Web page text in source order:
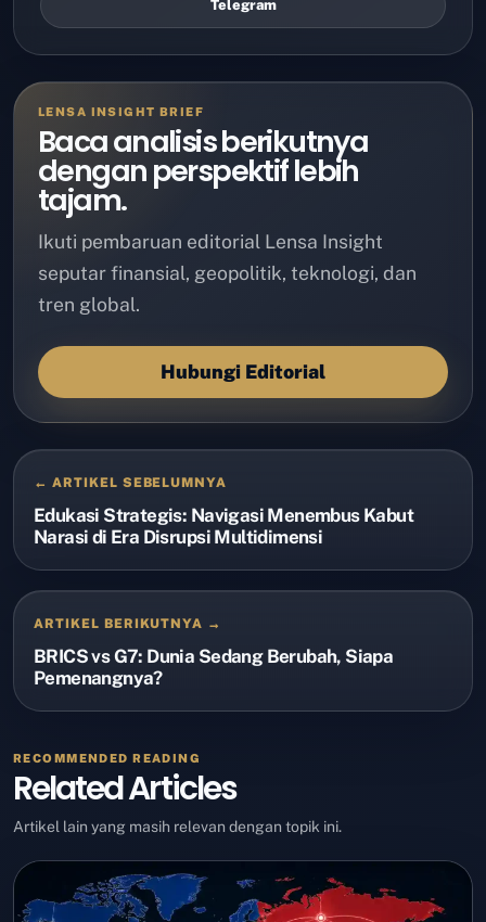
Telegram
LENSA INSIGHT BRIEF
Baca analisis berikutnya
dengan perspektif lebih
tajam.
Ikuti pembaruan editorial Lensa Insight
seputar finansial, geopolitik, teknologi, dan
tren global.
Hubungi Editorial
← ARTIKEL SEBELUMNYA
Edukasi Strategis: Navigasi Menembus Kabut
Narasi di Era Disrupsi Multidimensi
ARTIKEL BERIKUTNYA →
BRICS vs G7: Dunia Sedang Berubah, Siapa
Pemenangnya?
RECOMMENDED READING
Related Articles
Artikel lain yang masih relevan dengan topik ini.